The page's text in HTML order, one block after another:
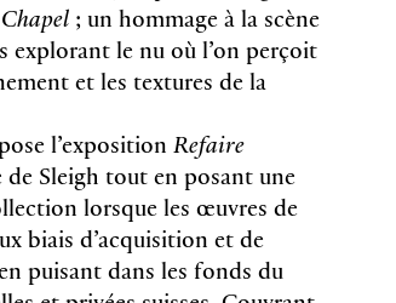
; un hommage à la scène
explorant le nu où l’on perçoit
et les textures de la
l’exposition Refaire
Sleigh tout en posant une
lorsque les œuvres de
biais d’acquisition et de
puisant dans les fonds du